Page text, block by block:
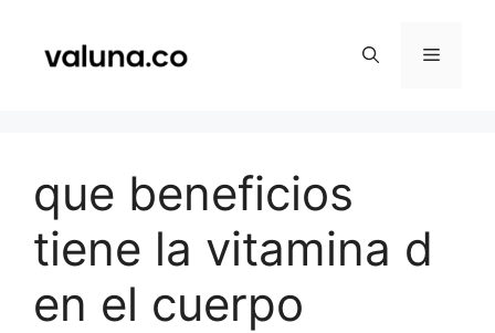
contenido
Menú
que beneficios
tiene la vitamina d
en el cuerpo